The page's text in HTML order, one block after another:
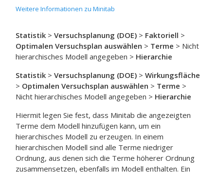
Weitere Informationen zu Minitab
Statistik > Versuchsplanung (DOE) > Faktoriell >
Optimalen Versuchsplan auswählen > Terme > Nicht
hierarchisches Modell angegeben > Hierarchie
Statistik > Versuchsplanung (DOE) > Wirkungsfläche
> Optimalen Versuchsplan auswählen > Terme >
Nicht hierarchisches Modell angegeben > Hierarchie
Hiermit legen Sie fest, dass Minitab die angezeigten
Terme dem Modell hinzufügen kann, um ein
hierarchisches Modell zu erzeugen. In einem
hierarchischen Modell sind alle Terme niedriger
Ordnung, aus denen sich die Terme höherer Ordnung
zusammensetzen, ebenfalls im Modell enthalten. Ein